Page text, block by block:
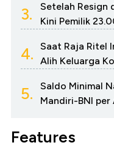
3.
Setelah Resign
Kini Pemilik
4.
Saat Raja Ritel
Alih Keluarga
5.
Saldo Minimal
Mandiri-BNI
Features